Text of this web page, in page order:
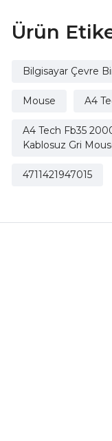
Ürün
Bilgisayar Çevre
Mouse A4
A4 Tech Fb35
Kablosuz Gri
4711421947015